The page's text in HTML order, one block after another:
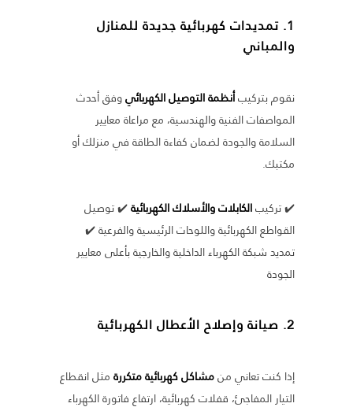
1. تمديدات كهربائية جديدة للمنازل
والمباني
نقوم بتركيبأنظمة التوصيل الكهربائيوفق أحدث
المواصفات الفنية والهندسية، مع مراعاة معايير
السلامة والجودة لضمان كفاءة الطاقة في منزلك أو
مكتبك.
✔️ تركيبالكابلات والأسلاك الكهربائية✔️ توصيل
القواطع الكهربائية واللوحات الرئيسية والفرعية ✔️
تمديد شبكة الكهرباء الداخلية والخارجية بأعلى معايير
الجودة
2. صيانة وإصلاح الأعطال الكهربائية
إذا كنت تعاني منمشاكل كهربائية متكررةمثل انقطاع
التيار المفاجئ، قفلات كهربائية، ارتفاع فاتورة الكهرباء